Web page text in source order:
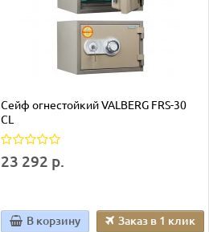
Сейф огнестойкий VALBERG FRS-30
CL
23 292 р.
В корзину Заказ в 1 клик